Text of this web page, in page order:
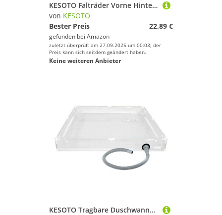
KESOTO Falträder Vorne Hinten Kotflügel für 20 "Zubehör Wartung Abdeckung
von KESOTO
Bester Preis
22,89 €
gefunden bei Amazon
zuletzt überprüft am 27.09.2025 um 00:03; der
Preis kann sich seitdem geändert haben.
Keine weiteren Anbieter
KESOTO Tragbare Duschwanne, Duschzelt, Markisenbasis für Reisen, Erwachsene, Drinnen Und Draußen